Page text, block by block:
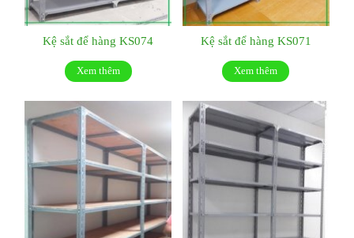
Kệ sắt để hàng KS074
Xem thêm
Kệ sắt để hàng KS071
Xem thêm